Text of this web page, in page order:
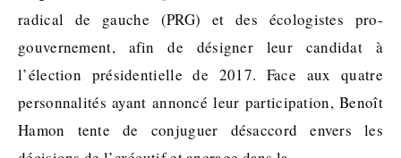
radical de gauche (PRG) et des écologistes pro-
gouvernement, afin de désigner leur candidat à
l’élection présidentielle de 2017. Face aux quatre
personnalités ayant annoncé leur participation, Benoît
Hamon tente de conjuguer désaccord envers les